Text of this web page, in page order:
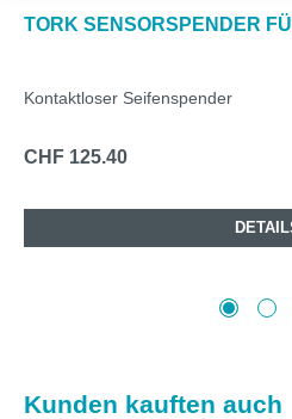
TORK SENSORSPENDER
Kontaktloser Seifenspender
CHF 125.40
Produktgalerie überspringen
Kunden kauften auch